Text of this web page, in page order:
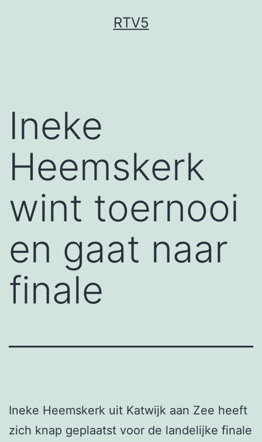
RTV5
Ineke
Heemskerk
wint toernooi
en gaat naar
finale
Ineke Heemskerk uit Katwijk aan Zee heeft
zich knap geplaatst voor de landelijke finale